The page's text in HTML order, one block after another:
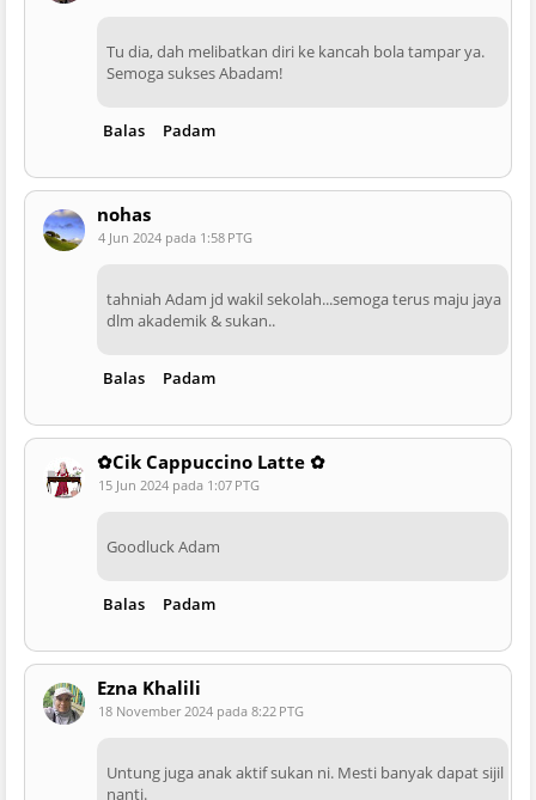
Tu dia, dah melibatkan diri ke kancah bola tampar ya.
Semoga sukses Abadam!
Balas Padam
nohas
4 Jun 2024 pada 1:58 PTG
tahniah Adam jd wakil sekolah...semoga terus maju jaya
dlm akademik & sukan..
Balas Padam
✿Cik Cappuccino Latte ✿
15 Jun 2024 pada 1:07 PTG
Goodluck Adam
Balas Padam
Ezna Khalili
18 November 2024 pada 8:22 PTG
Untung juga anak aktif sukan ni. Mesti banyak dapat sijil
nanti.